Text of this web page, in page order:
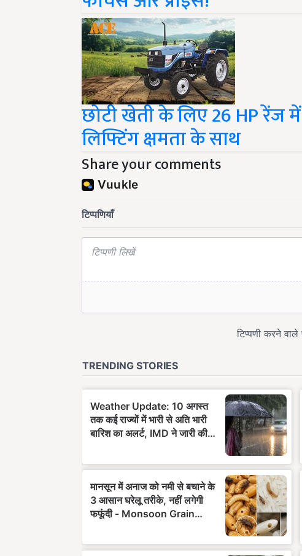
छोटी खेती के लिए 26 HP रेंज
लिफ्टिंग क्षमता के साथ
Share your comments